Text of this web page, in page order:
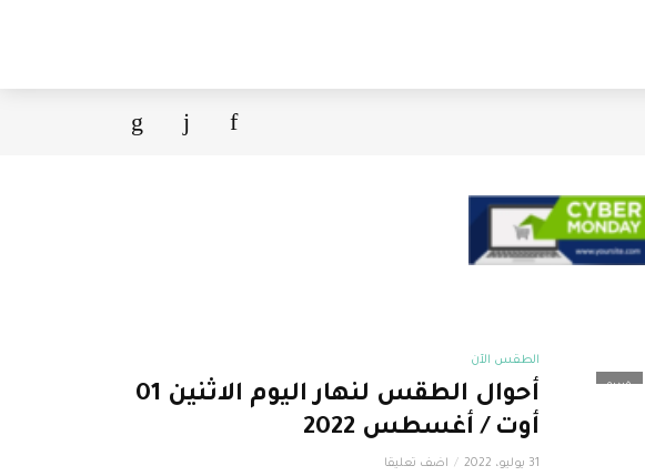
فيديو
الطقس الآن
أحوال الطقس لنهار اليوم الاثنين 01
أوت / أغسطس 2022
31 يوليو، 2022 اضف تعليقا